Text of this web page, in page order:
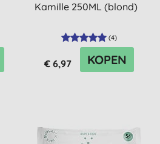
Kamille 250ML (blond)
(4)
€ 6,97 KOPEN